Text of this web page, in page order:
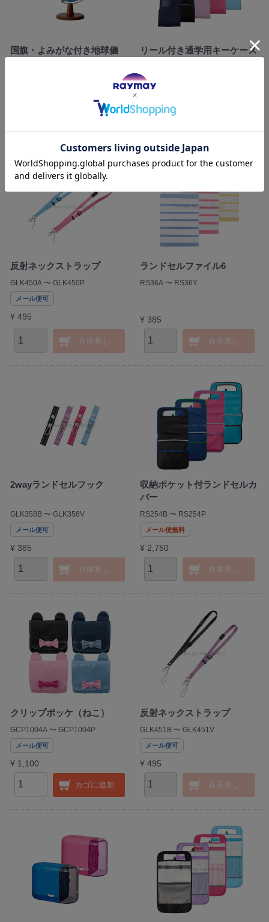
国旗・よみがな付き地球儀 リール付き通学用キーケース
メール便可
反射ネックストラップ
GLK450A 〜 GLK450P
メール便可
¥ 495
在庫無し
ランドセルファイル6
RS36A 〜 RS36Y
¥ 385
在庫無し
2wayランドセルフック
GLK358B 〜 GLK358V
メール便可
¥ 385
在庫無し
収納ポケット付ランドセルカ
バー
RS254B 〜 RS254P
メール便無料
¥ 2,750
在庫無し
クリップポッケ（ねこ）
GCP1004A 〜 GCP1004P
メール便可
¥ 1,100
カゴに追加
反射ネックストラップ
GLK451B 〜 GLK451V
メール便可
¥ 495
在庫無し